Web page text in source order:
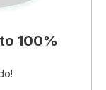
100%